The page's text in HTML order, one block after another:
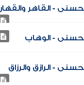
- القاهر والقهار
- الوهاب
- الرازق والرزاق